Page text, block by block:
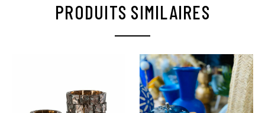
PRODUITS SIMILAIRES